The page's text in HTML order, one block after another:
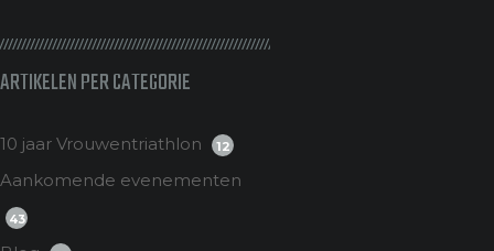
ARTIKELEN PER CATEGORIE
10 jaar Vrouwentriathlon 12
Aankomende evenementen
43